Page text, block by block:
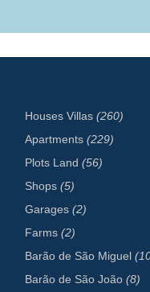
Houses Villas(260)
Apartments(229)
Plots Land(56)
Shops(5)
Garages(2)
Farms(2)
Barão de São Miguel
Barão de São João(8)